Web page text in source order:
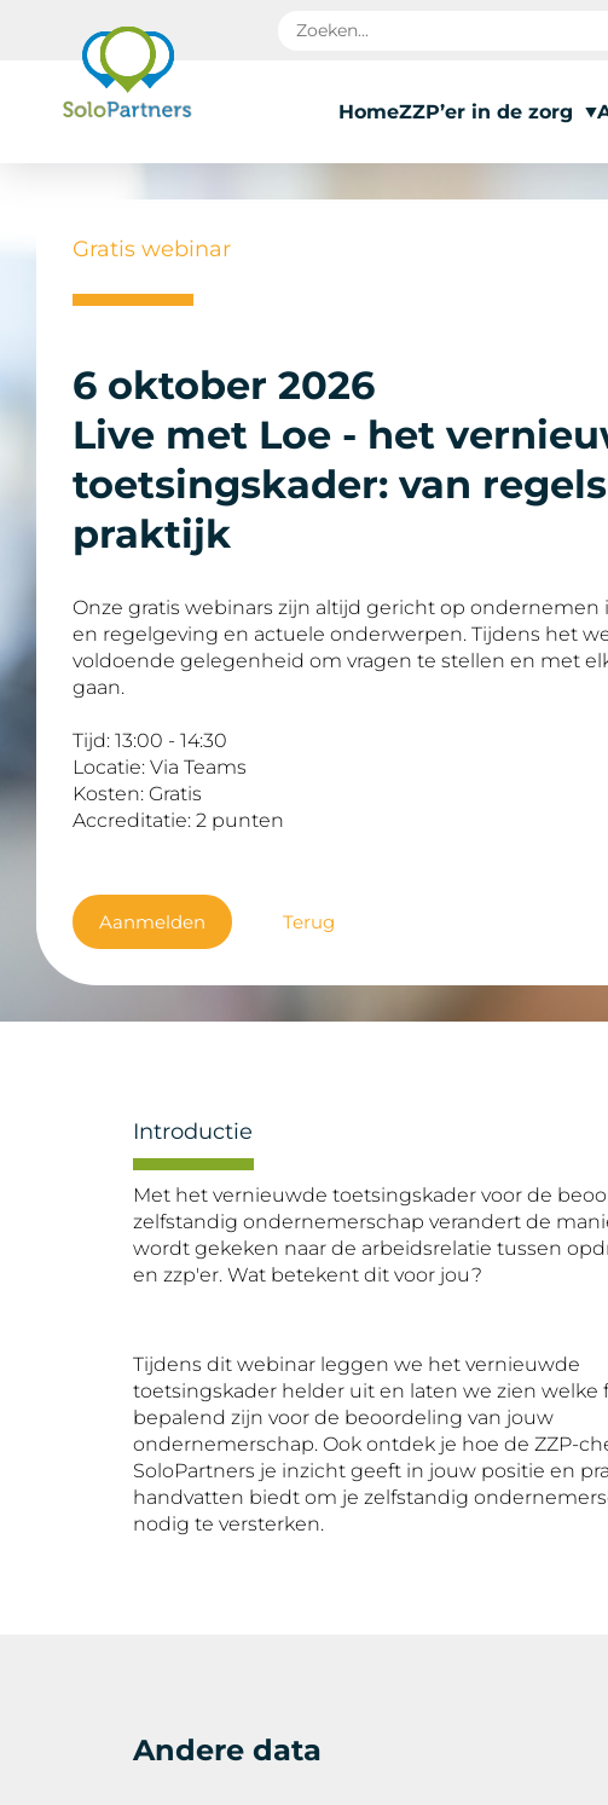
HomeZZP’er in de zorg
Gratis webinar
6 oktober 2026
Live met Loe - het
toetsingskader: van
praktijk
Onze gratis webinars zijn altijd gericht op ondernemen
en regelgeving en actuele onderwerpen. Tijdens het
voldoende gelegenheid om vragen te stellen en met
gaan.
Tijd: 13:00 - 14:30
Locatie: Via Teams
Kosten: Gratis
Accreditatie: 2 punten
Aanmelden Terug
Introductie
Met het vernieuwde toetsingskader voor de
zelfstandig ondernemerschap verandert de
wordt gekeken naar de arbeidsrelatie tussen
en zzp'er. Wat betekent dit voor jou?
Tijdens dit webinar leggen we het vernieuwde
toetsingskader helder uit en laten we zien welke
bepalend zijn voor de beoordeling van jouw
ondernemerschap. Ook ontdek je hoe de ZZP-
SoloPartners je inzicht geeft in jouw positie en
handvatten biedt om je zelfstandig
nodig te versterken.
Andere data